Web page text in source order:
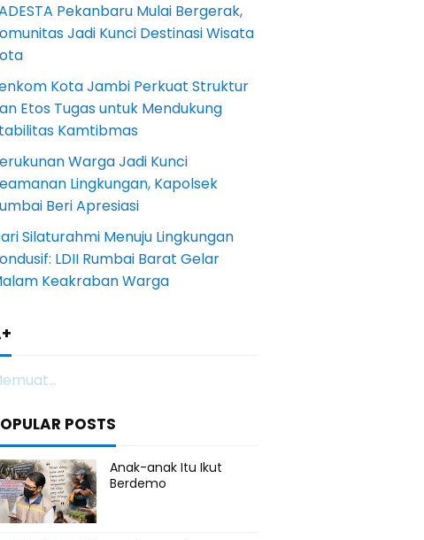
Pekanbaru Mulai Bergerak,
Jadi Kunci Destinasi Wisata
Kota Jambi Perkuat Struktur
Etos Tugas untuk Mendukung
Kamtibmas
Warga Jadi Kunci
Lingkungan, Kapolsek
Beri Apresiasi
Silaturahmi Menuju Lingkungan
LDII Rumbai Barat Gelar
Keakraban Warga
POSTS
Anak-anak Itu Ikut
Berdemo